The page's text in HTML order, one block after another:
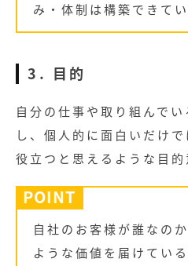
み・体制は構築できて
3. 目的
自分の仕事や取り組んで
し、個人的に面白いだけ
役立つと思えるような目的
POINT
自社のお客様が誰なの
ような価値を届けてい